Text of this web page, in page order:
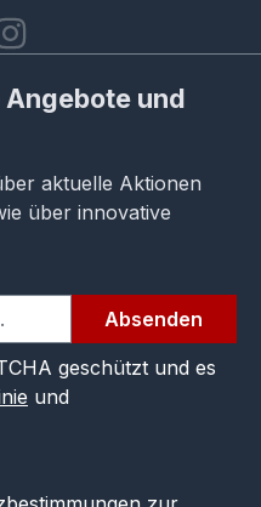
und
aktuelle Aktionen
über innovative
Absenden
geschützt und es
und